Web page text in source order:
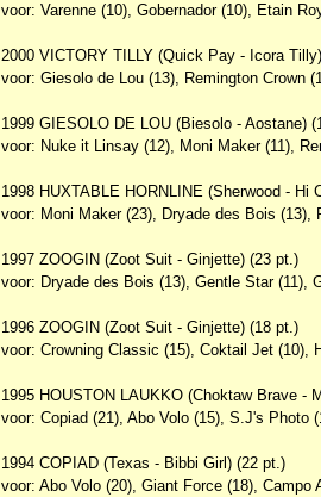
voor: Varenne (10), Gobernador (10), Etain
2000 VICTORY TILLY (Quick Pay - Icora
voor: Giesolo de Lou (13), Remington Crown
1999 GIESOLO DE LOU (Biesolo - Aostane)
voor: Nuke it Linsay (12), Moni Maker (11),
1998 HUXTABLE HORNLINE (Sherwood - Hi
voor: Moni Maker (23), Dryade des Bois (13),
1997 ZOOGIN (Zoot Suit - Ginjette) (23 pt.)
voor: Dryade des Bois (13), Gentle Star (11),
1996 ZOOGIN (Zoot Suit - Ginjette) (18 pt.)
voor: Crowning Classic (15), Coktail Jet (10),
1995 HOUSTON LAUKKO (Choktaw Brave -
voor: Copiad (21), Abo Volo (15), S.J's Photo
1994 COPIAD (Texas - Bibbi Girl) (22 pt.)
voor: Abo Volo (20), Giant Force (18),